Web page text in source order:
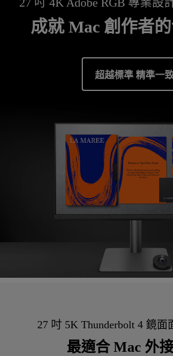
成就 Mac 創作者
超越標準 精準一
27 吋 5K Thunderbolt 4 鏡面
最適合 Mac 外